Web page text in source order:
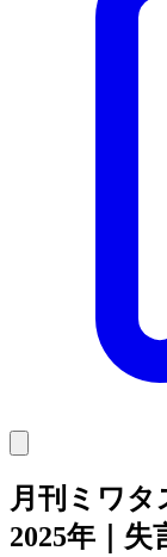
月刊ミワタ
2025年｜失